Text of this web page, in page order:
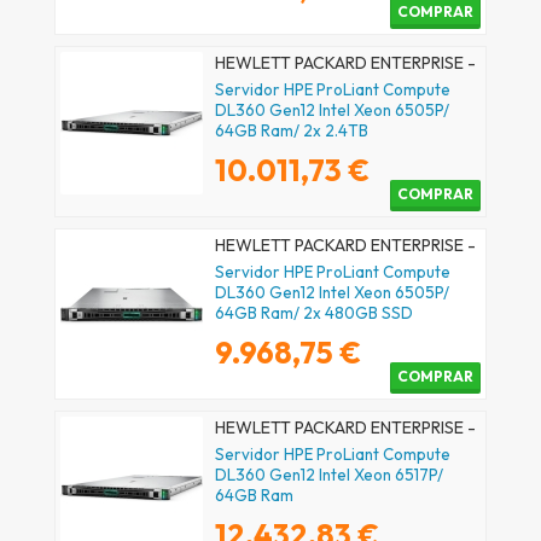
COMPRAR
HEWLETT PACKARD ENTERPRISE -
P89999-425
Servidor HPE ProLiant Compute
DL360 Gen12 Intel Xeon 6505P/
64GB Ram/ 2x 2.4TB
10.011,73 €
COMPRAR
HEWLETT PACKARD ENTERPRISE -
P89233-425
Servidor HPE ProLiant Compute
DL360 Gen12 Intel Xeon 6505P/
64GB Ram/ 2x 480GB SSD
9.968,75 €
COMPRAR
HEWLETT PACKARD ENTERPRISE -
P90000-425
Servidor HPE ProLiant Compute
DL360 Gen12 Intel Xeon 6517P/
64GB Ram